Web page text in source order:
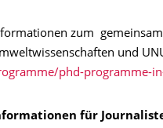
zum
und
phd-programme-
für